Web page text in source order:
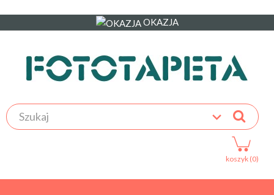
OKAZJA
koszyk (0)